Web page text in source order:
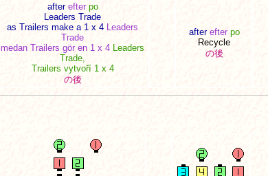
after efter po
Leaders Trade
as Trailers make a 1 x 4
Leaders
Trade
medan Trailers gör en 1 x 4
Leaders
Trade,
Trailers vytvoří 1 x 4
の後
after efter po
Recycle
の後